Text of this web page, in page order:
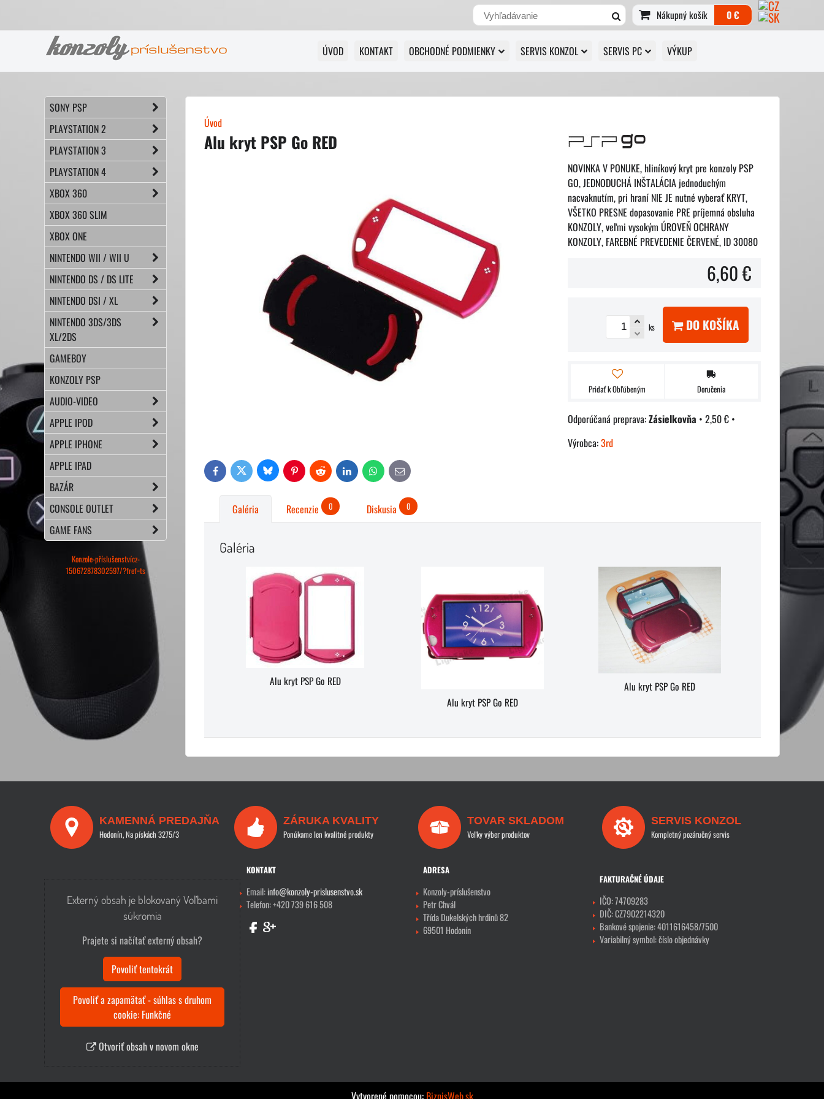
Nákupný košík 0 €
ÚVOD KONTAKT OBCHODNÉ PODMIENKY SERVIS KONZOL SERVIS PC VÝKUP
Úvod
Alu kryt PSP Go RED
NOVINKA V PONUKE, hliníkový kryt pre konzoly PSP
GO, JEDNODUCHÁ INŠTALÁCIA jednoduchým
nacvaknutím, pri hraní NIE JE nutné vyberať KRYT,
VŠETKO PRESNE dopasovanie PRE príjemná obsluha
KONZOLY, veľmi vysokým ÚROVEŇ OCHRANY
KONZOLY, FAREBNÉ PREVEDENIE ČERVENÉ, ID 30080
6,60 €
ks DO KOŠÍKA
Pridať k Obľúbeným Doručenia
Zásielkovňa • 2,50 € •
Výrobca:3rd
FacebookTwitter Bluesky PinterestReddit LinkedIn WhatsAppE-
mail
Galéria Recenzie 0 Diskusia 0
Galéria
Alu kryt PSP Go RED
Alu kryt PSP Go RED
Alu kryt PSP Go RED
SONY PSP
PLAYSTATION 2
PLAYSTATION 3
PLAYSTATION 4
XBOX 360
XBOX 360 SLIM
XBOX ONE
NINTENDO WII / WII U
NINTENDO DS / DS LITE
NINTENDO DSI / XL
NINTENDO 3DS/3DS
XL/2DS
GAMEBOY
KONZOLY PSP
AUDIO-VIDEO
APPLE IPOD
APPLE IPHONE
APPLE IPAD
BAZÁR
CONSOLE OUTLET
GAME FANS
Konzole-příslušenstvícz-
150672878302597/?fref=ts
KAMENNÁ PREDAJŇA
Hodonín, Na pískách 3275/3
ZÁRUKA KVALITY
Ponúkame len kvalitné produkty
TOVAR SKLADOM
Veľky výber produktov
SERVIS KONZOL
Kompletný pozáručný servis
Externý obsah je blokovaný Voľbami
súkromia
Prajete si načítať externý obsah?
Povoliť tentokrát
Povoliť a zapamätať - súhlas s druhom
cookie: Funkčné
Otvoriť obsah v novom okne
KONTAKT
Email:info@konzoly-prislusenstvo.sk
Telefon: +420 739 616 508
ADRESA
Konzoly-príslušenstvo
Petr Chvál
Třída Dukelských hrdinů 82
69501 Hodonín
FAKTURAČNÉ ÚDAJE
IČO: 74709283
DIČ: CZ7902214320
Bankové spojenie: 4011616458/7500
Variabilný symbol: číslo objednávky